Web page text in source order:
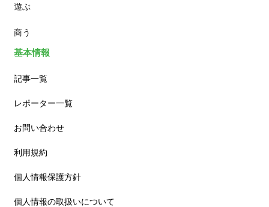
カフェ
遊ぶ
商う
基本情報
記事一覧
レポーター一覧
お問い合わせ
利用規約
個人情報保護方針
個人情報の取扱いについて